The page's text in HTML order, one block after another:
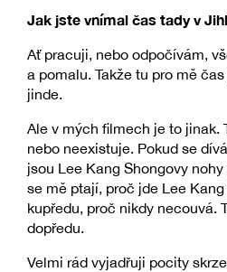
Jak jste vnímal čas tady v
Ať pracuji, nebo odpočívám,
a pomalu. Takže tu pro mě
jinde.
Ale v mých filmech je to jinak.
nebo neexistuje. Pokud se
jsou Lee Kang Shongovy
se mě ptají, proč jde Lee
kupředu, proč nikdy necouvá.
dopředu.
Velmi rád vyjadřuji pocity